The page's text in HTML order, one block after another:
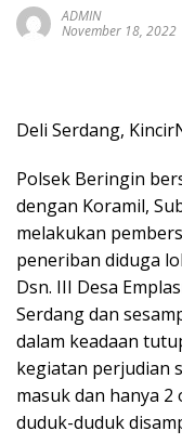
ADMIN
November 18, 2022
Deli Serdang,
Polsek Beringin
dengan Koramil,
melakukan
peneriban diduga
Dsn. III Desa
Serdang dan
dalam keadaan
kegiatan perjudian
masuk dan hanya
duduk-duduk